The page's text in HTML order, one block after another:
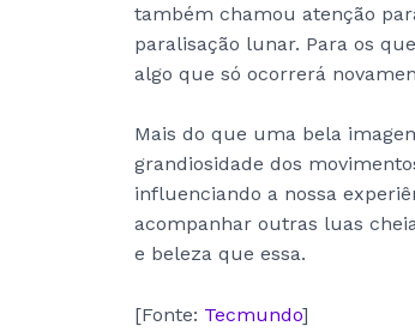
também chamou atenção
paralisação lunar. Para os
algo que só ocorrerá
Mais do que uma bela
grandiosidade dos
influenciando a nossa
acompanhar outras luas
e beleza que essa.
[Fonte: Tecmundo]